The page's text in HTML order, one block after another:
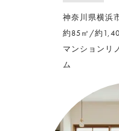
神奈川県横浜
約85㎡/約
マンションリ
ム